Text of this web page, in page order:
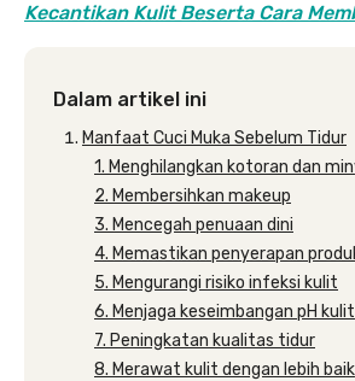
Kecantikan Kulit Beserta Cara
Dalam artikel ini
Manfaat Cuci Muka Sebelum Tidur
1. Menghilangkan kotoran dan
2. Membersihkan makeup
3. Mencegah penuaan dini
4. Memastikan penyerapan
5. Mengurangi risiko infeksi kulit
6. Menjaga keseimbangan pH kulit
7. Peningkatan kualitas tidur
8. Merawat kulit dengan lebih baik